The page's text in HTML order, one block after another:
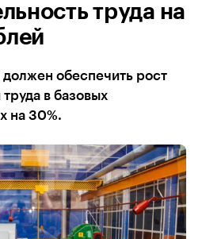
труда на
обеспечить рост
в базовых
на 30%.